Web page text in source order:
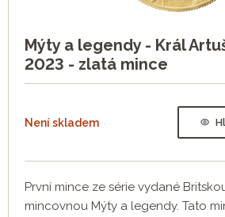
Mýty a legendy - Král
2023 - zlatá mince
Není skladem
První mince ze série vydané
mincovnou Mýty a legendy. Tato